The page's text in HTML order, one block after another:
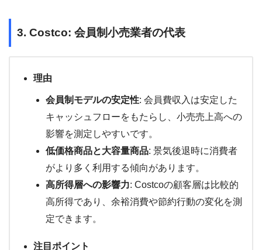
3. Costco: 会員制小売業者の代表
理由
会員制モデルの安定性: 会員費収入は安定した
キャッシュフローをもたらし、小売売上高への
影響を測定しやすいです。
低価格商品と大容量商品: 景気後退時に消費者
がより多く利用する傾向があります。
高所得層への影響力: Costcoの顧客層は比較的
高所得であり、余裕消費や節約行動の変化を測
定できます。
注目ポイント